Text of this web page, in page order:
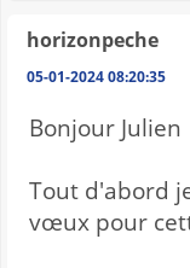
horizonpeche
05-01-2024 08:20:35
Bonjour Julien
Tout d'abord
vœux pour